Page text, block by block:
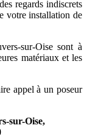
regards indiscrets
votre installation de
sur-Oise sont à
matériaux et les
appel à un poseur
sur-Oise,